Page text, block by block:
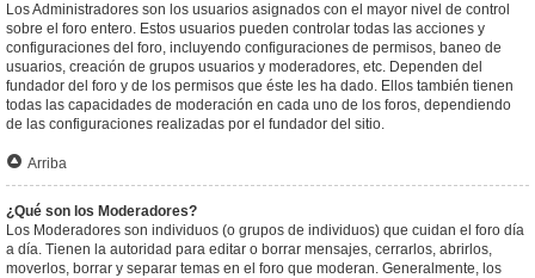
Los Administradores son los usuarios asignados con el mayor nivel de control
sobre el foro entero. Estos usuarios pueden controlar todas las acciones y
configuraciones del foro, incluyendo configuraciones de permisos, baneo de
usuarios, creación de grupos usuarios y moderadores, etc. Dependen del
fundador del foro y de los permisos que éste les ha dado. Ellos también tienen
todas las capacidades de moderación en cada uno de los foros, dependiendo
de las configuraciones realizadas por el fundador del sitio.
Arriba
¿Qué son los Moderadores?
Los Moderadores son individuos (o grupos de individuos) que cuidan el foro día
a día. Tienen la autoridad para editar o borrar mensajes, cerrarlos, abrirlos,
moverlos, borrar y separar temas en el foro que moderan. Generalmente, los